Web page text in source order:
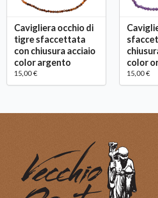
Cavigliera occhio di
tigre sfaccettata
con chiusura acciaio
color argento
15,00 €
color
15,00 €